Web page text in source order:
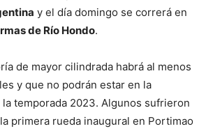
y el día domingo se correrá en
de Río Hondo.
de mayor cilindrada habrá al menos
y que no podrán estar en la
temporada 2023. Algunos sufrieron
primera rueda inaugural en Portimao